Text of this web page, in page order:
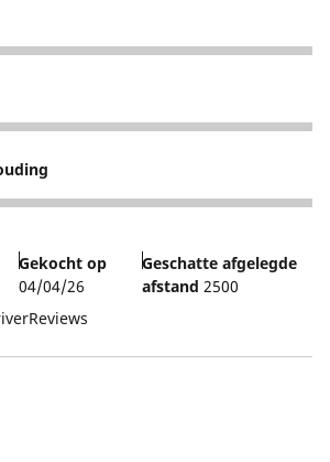
Gekocht op
04/04/26
Geschatte afgelegde
afstand 2500